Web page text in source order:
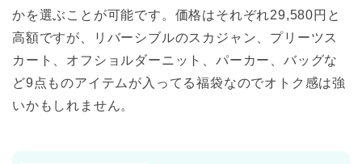
かを選ぶことが可能です。価格はそれぞれ29,580円と
高額ですが、リバーシブルのスカジャン、プリーツス
カート、オフショルダーニット、パーカー、バッグな
ど9点ものアイテムが入ってる福袋なのでオトク感は強
いかもしれません。